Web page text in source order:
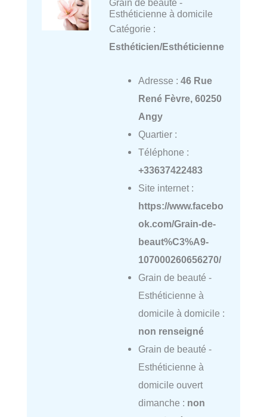
Grain de beauté -
Esthéticienne à domicile
Catégorie :
Esthéticien/Esthéticienne
Adresse : 46 Rue
René Fèvre, 60250
Angy
Quartier :
Téléphone :
+33637422483
Site internet :
https://www.facebo
ok.com/Grain-de-
beaut%C3%A9-
107000260656270/
Grain de beauté -
Esthéticienne à
domicile à domicile :
non renseigné
Grain de beauté -
Esthéticienne à
domicile ouvert
dimanche : non